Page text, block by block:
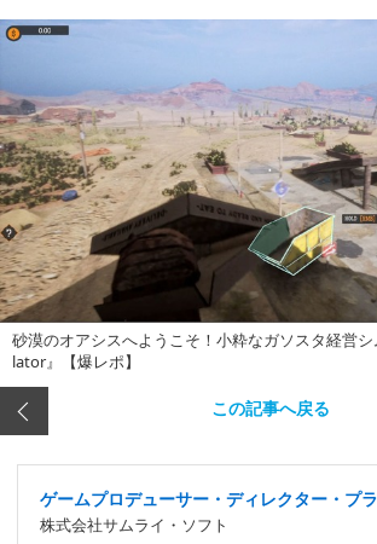
砂漠のオアシスへようこそ！小粋なガソスタ経営
lator』【爆レポ】
この記事へ戻る
ゲームプロデューサー・ディレクター・プ
株式会社サムライ・ソフト